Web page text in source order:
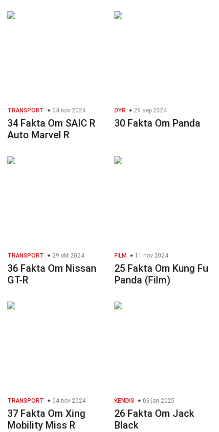
TRANSPORT 04 nov 2024
34 Fakta Om SAIC R
Auto Marvel R
DYR 26 sep 2024
30 Fakta Om Panda
TRANSPORT 29 okt 2024
36 Fakta Om Nissan
GT-R
FILM 11 nov 2024
25 Fakta Om Kung Fu
Panda (Film)
TRANSPORT 04 nov 2024
37 Fakta Om Xing
Mobility Miss R
KENDIS 03 jan 2025
26 Fakta Om Jack
Black